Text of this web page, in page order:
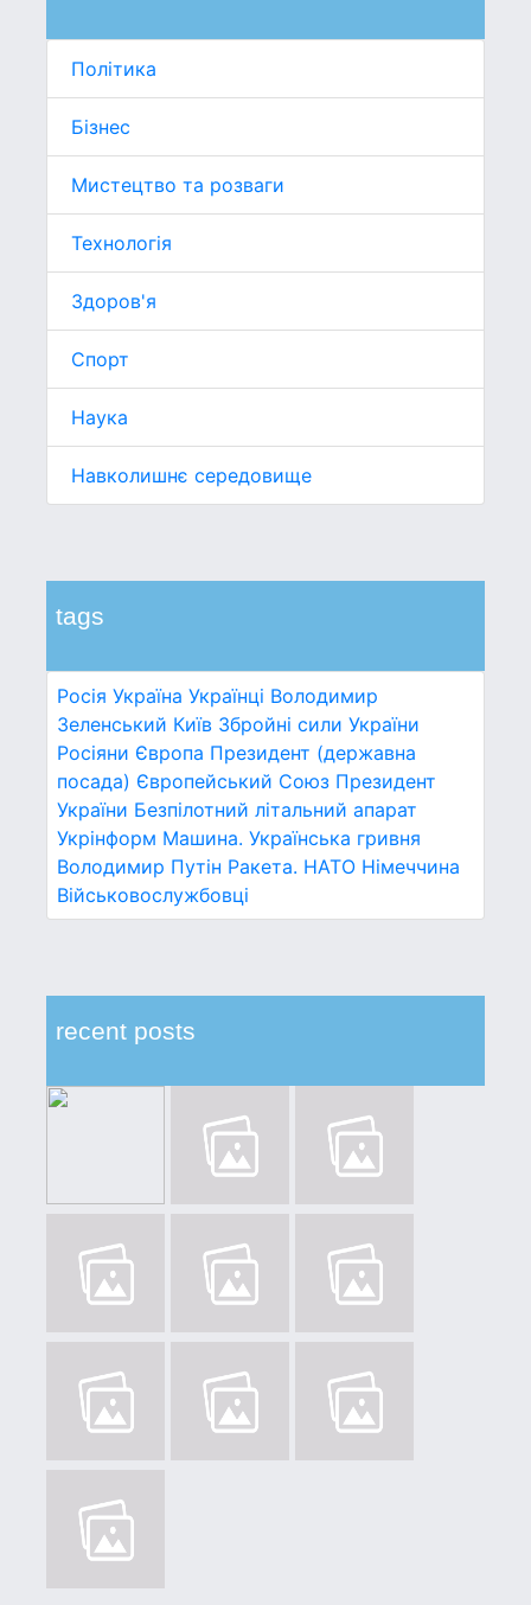
Політика
Бізнес
Мистецтво та розваги
Технологія
Здоров'я
Спорт
Наука
Навколишнє середовище
tags
Росія Україна Українці Володимир
Зеленський Київ Збройні сили України
Росіяни Європа Президент (державна
посада) Європейський Союз Президент
України Безпілотний літальний апарат
Укрінформ Машина. Українська гривня
Володимир Путін Ракета. НАТО Німеччина
Військовослужбовці
recent posts